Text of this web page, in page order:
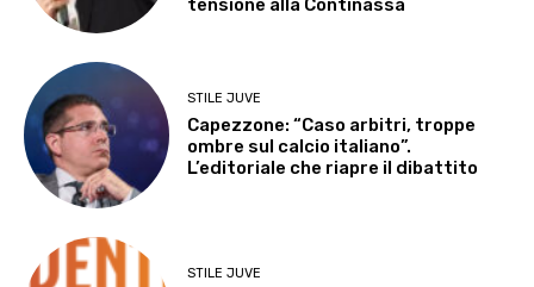
tensione alla Continassa
STILE JUVE
Capezzone: “Caso arbitri, troppe
ombre sul calcio italiano”.
L’editoriale che riapre il dibattito
STILE JUVE